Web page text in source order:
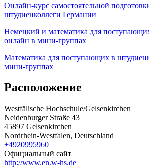
Онлайн-курс самостоятельной
штудиенколлеги Германии
Немецкий и математика для
онлайн в мини-группах
Математика для поступающих в
мини-группах
Расположение
Westfälische Hochschule/Gelsenkirchen
Neidenburger Straße 43
45897 Gelsenkirchen
Nordrhein-Westfalen, Deutschland
+4920995960
Официальный сайт
http://www.en.w-hs.de